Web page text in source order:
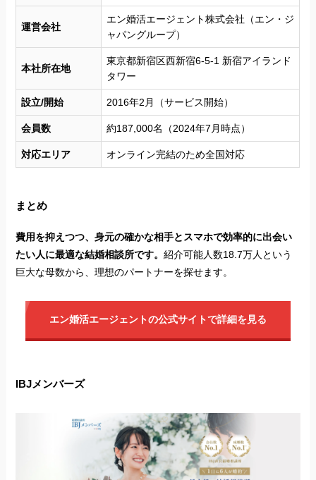
運営会社
エン婚活エージェント株式会社（エン・ジ
ャパングループ）
本社所在地
東京都新宿区西新宿6-5-1 新宿アイランド
タワー
設立/開始 2016年2月（サービス開始）
会員数 約187,000名（2024年7月時点）
対応エリア オンライン完結のため全国対応
まとめ
費用を抑えつつ、身元の確かな相手とスマホで効率的に出会い
たい人に最適な結婚相談所です。紹介可能人数18.7万人という
巨大な母数から、理想のパートナーを探せます。
エン婚活エージェントの公式サイトで詳細を見る
IBJメンバーズ